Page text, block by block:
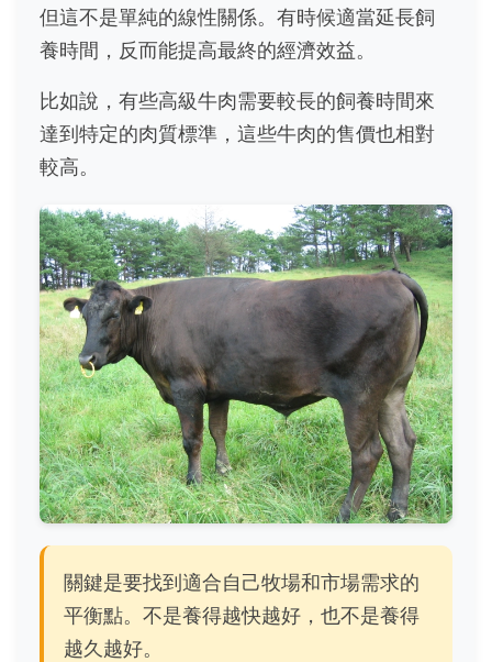
但這不是單純的線性關係。有時候適當延長飼
養時間，反而能提高最終的經濟效益。
比如說，有些高級牛肉需要較長的飼養時間來
達到特定的肉質標準，這些牛肉的售價也相對
較高。
關鍵是要找到適合自己牧場和市場需求的
平衡點。不是養得越快越好，也不是養得
越久越好。